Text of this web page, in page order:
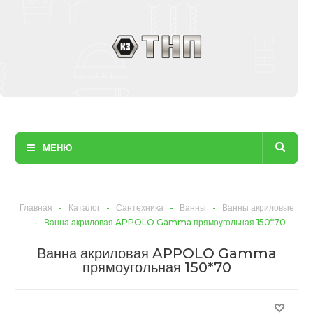
МЕНЮ
Главная - Каталог - Сантехника - Ванны -
Ванны акриловые
-
Ванна акриловая APPOLO Gamma прямоугольная 150*70
Ванна акриловая APPOLO Gamma
прямоугольная 150*70